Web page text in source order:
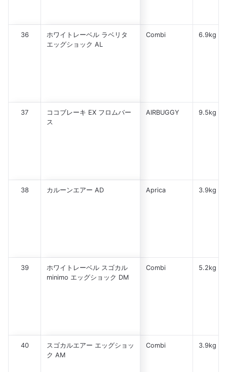
36
ホワイトレーベル ラベリタ
エッグショック AL
Combi 6.9kg
37
ココブレーキ EX フロムバー
ス
AIRBUGGY 9.5kg
38 カルーンエアー AD Aprica 3.9kg
39
ホワイトレーベル スゴカル
minimo エッグショック DM
Combi 5.2kg
40
スゴカルエアー エッグショッ
ク AM
Combi 3.9kg